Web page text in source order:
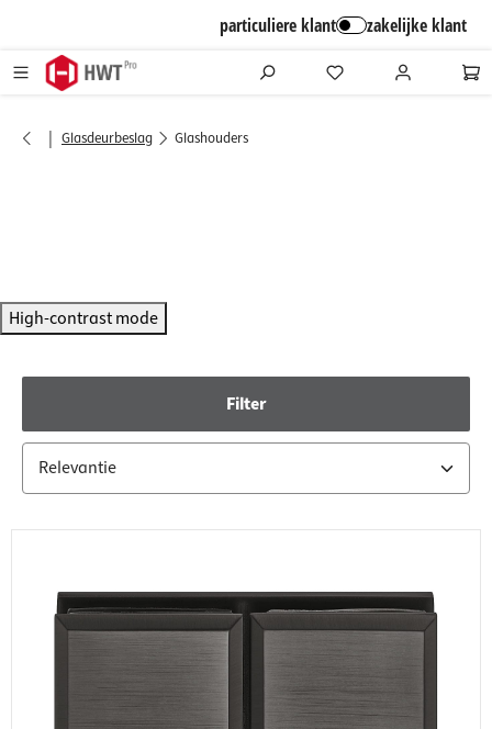
particuliere klant zakelijke klant
| Glasdeurbeslag Glashouders
High-contrast mode
Filter